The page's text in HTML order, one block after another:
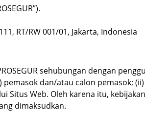
RT/RW 001/01, Jakarta, Indonesia
sehubungan dengan
dan/atau calon pemasok;
Situs Web. Oleh karena itu,
dimaksudkan.